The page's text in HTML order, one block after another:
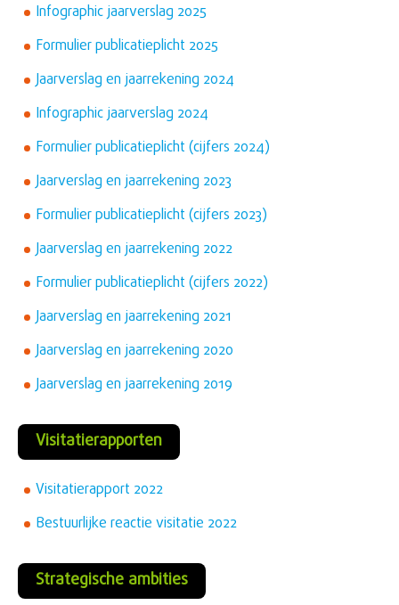
Infographic jaarverslag 2025
Formulier publicatieplicht 2025
Jaarverslag en jaarrekening 2024
Infographic jaarverslag 2024
Formulier publicatieplicht (cijfers 2024)
Jaarverslag en jaarrekening 2023
Formulier publicatieplicht (cijfers 2023)
Jaarverslag en jaarrekening 2022
Formulier publicatieplicht (cijfers 2022)
Jaarverslag en jaarrekening 2021
Jaarverslag en jaarrekening 2020
Jaarverslag en jaarrekening 2019
Visitatierapporten
Visitatierapport 2022
Bestuurlijke reactie visitatie 2022
Strategische ambities